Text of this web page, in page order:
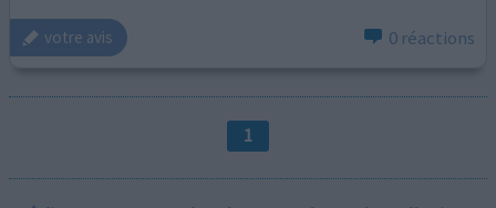
votre avis 0 réactions
1